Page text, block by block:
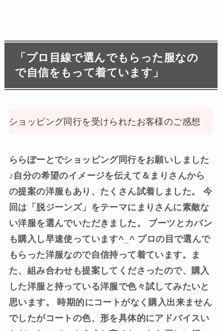
「プロ目線で選んでもらった服なの
で自信をもって着ています」
ショッピング同行を受けられたお客様のご感想
ららぽーとでショッピング同行をお願いしました
♪自分の希望のイメージを伝えて＆まりさんから
の提案の洋服もあり、たくさん試着しました。 今
回は「脱ジーンズ」をテーマにまりさんに素敵な
い洋服を選んでいただきました。 ブーツとカバン
も購入し早速使っています^_^ プロの目で選んで
もらった洋服なので自信持って着ています。ま
た、組み合わせも提案してくださったので、購入
した洋服と持っている洋服で色々試してみたいと
思います。 時期的にコートがなく購入出来ません
でしたがコートの色、形を具体的にアドバイスい